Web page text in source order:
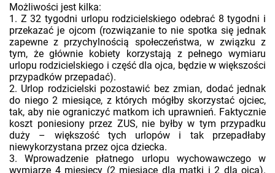
Możliwości jest kilka:
1. Z 32 tygodni urlopu rodzicielskiego odebrać 8 tygodni i
przekazać je ojcom (rozwiązanie to nie spotka się jednak
zapewne z przychylnością społeczeństwa, w związku z
tym, że głównie kobiety korzystają z pełnego wymiaru
urlopu rodzicielskiego i część dla ojca, będzie w większości
przypadków przepadać).
2. Urlop rodzicielski pozostawić bez zmian, dodać jednak
do niego 2 miesiące, z których mógłby skorzystać ojciec,
tak, aby nie ograniczyć matkom ich uprawnień. Faktycznie
koszt poniesiony przez ZUS, nie byłby w tym przypadku
duży – większość tych urlopów i tak przepadłaby
niewykorzystana przez ojca dziecka.
3. Wprowadzenie płatnego urlopu wychowawczego w
wymiarze 4 miesięcy (2 miesiące dla matki i 2 dla ojca).